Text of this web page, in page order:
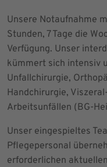
Unsere Notaufnahme
Stunden, 7 Tage die
Verfügung. Unser
kümmert sich intensiv
Unfallchirurgie,
Handchirurgie,
Arbeitsunfällen (BG-
Unser eingespieltes
Pflegepersonal
erforderlichen